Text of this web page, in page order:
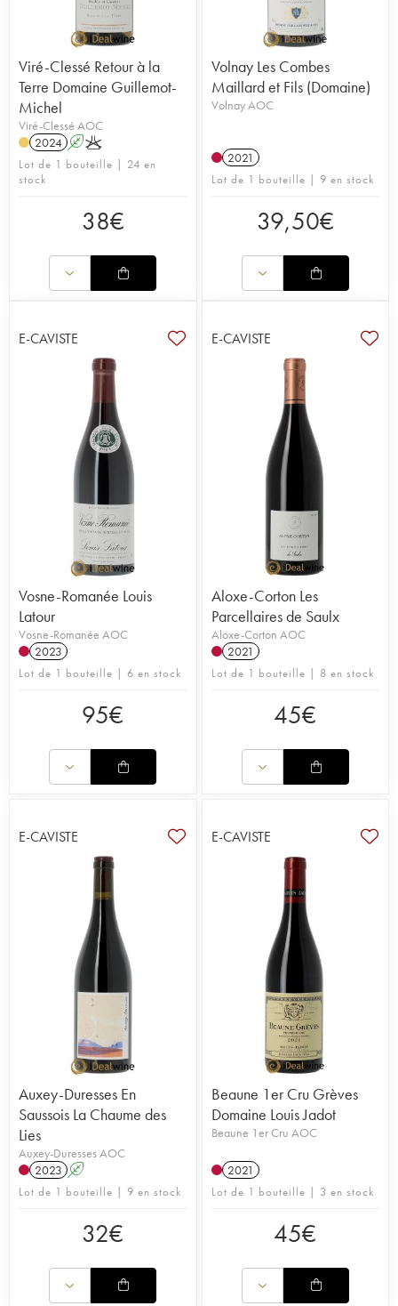
Viré-Clessé Retour à la
Terre Domaine Guillemot-
Michel
Viré-Clessé AOC
2024 AK
Lot de 1 bouteille | 24 en
stock
38€
Volnay Les Combes
Maillard et Fils (Domaine)
Volnay AOC
2021
Lot de 1 bouteille | 9 en stock
39,50€
E-CAVISTE
Vosne-Romanée Louis
Latour
Vosne-Romanée AOC
2023
Lot de 1 bouteille | 6 en stock
95€
E-CAVISTE
Aloxe-Corton Les
Parcellaires de Saulx
Aloxe-Corton AOC
2021
Lot de 1 bouteille | 8 en stock
45€
E-CAVISTE
Auxey-Duresses En
Saussois La Chaume des
Lies
Auxey-Duresses AOC
2023 A
Lot de 1 bouteille | 9 en stock
32€
E-CAVISTE
Beaune 1er Cru Grèves
Domaine Louis Jadot
Beaune 1er Cru AOC
2021
Lot de 1 bouteille | 3 en stock
45€